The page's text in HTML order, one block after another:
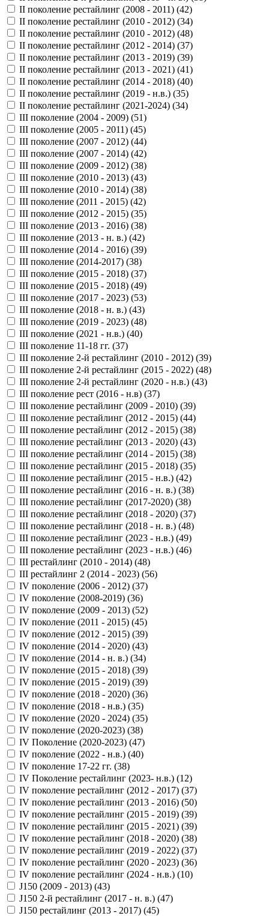
II поколение рестайлинг (2008 - 2011) (42)
II поколение рестайлинг (2010 - 2012) (34)
II поколение рестайлинг (2010 - 2012) (48)
II поколение рестайлинг (2012 - 2014) (37)
II поколение рестайлинг (2013 - 2019) (39)
II поколение рестайлинг (2013 - 2021) (41)
II поколение рестайлинг (2014 - 2018) (40)
II поколение рестайлинг (2019 - н.в.) (35)
II поколение рестайлинг (2021-2024) (34)
III поколение (2004 - 2009) (51)
III поколение (2005 - 2011) (45)
III поколение (2007 - 2012) (44)
III поколение (2007 - 2014) (42)
III поколение (2009 - 2012) (38)
III поколение (2010 - 2013) (43)
III поколение (2010 - 2014) (38)
III поколение (2011 - 2015) (42)
III поколение (2012 - 2015) (35)
III поколение (2013 - 2016) (38)
III поколение (2013 - н. в.) (42)
III поколение (2014 - 2016) (39)
III поколение (2014-2017) (38)
III поколение (2015 - 2018) (37)
III поколение (2015 - 2018) (49)
III поколение (2017 - 2023) (53)
III поколение (2018 - н. в.) (43)
III поколение (2019 - 2023) (48)
III поколение (2021 - н.в.) (40)
III поколение 11-18 гг. (37)
III поколение 2-й рестайлинг (2010 - 2012) (39)
III поколение 2-й рестайлинг (2015 - 2022) (48)
III поколение 2-й рестайлинг (2020 - н.в.) (43)
III поколение рест (2016 - н.в) (37)
III поколение рестайлинг (2009 - 2010) (39)
III поколение рестайлинг (2012 - 2015) (44)
III поколение рестайлинг (2012 - 2015) (38)
III поколение рестайлинг (2013 - 2020) (43)
III поколение рестайлинг (2014 - 2015) (38)
III поколение рестайлинг (2015 - 2018) (35)
III поколение рестайлинг (2015 - н.в.) (42)
III поколение рестайлинг (2016 - н. в.) (38)
III поколение рестайлинг (2017-2020) (38)
III поколение рестайлинг (2018 - 2020) (37)
III поколение рестайлинг (2018 - н. в.) (48)
III поколение рестайлинг (2023 - н.в.) (49)
III поколение рестайлинг (2023 - н.в.) (46)
III рестайлинг (2010 - 2014) (48)
III рестайлинг 2 (2014 - 2023) (56)
IV поколение (2006 - 2012) (37)
IV поколение (2008-2019) (36)
IV поколение (2009 - 2013) (52)
IV поколение (2011 - 2015) (45)
IV поколение (2012 - 2015) (39)
IV поколение (2014 - 2020) (43)
IV поколение (2014 - н. в.) (34)
IV поколение (2015 - 2018) (39)
IV поколение (2015 - 2019) (39)
IV поколение (2018 - 2020) (36)
IV поколение (2018 - н.в.) (35)
IV поколение (2020 - 2024) (35)
IV поколение (2020-2023) (38)
IV Поколение (2020-2023) (47)
IV поколение (2022 - н.в.) (40)
IV поколение 17-22 гг. (38)
IV Поколение рестайлинг (2023- н.в.) (12)
IV поколение рестайлинг (2012 - 2017) (37)
IV поколение рестайлинг (2013 - 2016) (50)
IV поколение рестайлинг (2015 - 2019) (39)
IV поколение рестайлинг (2015 - 2021) (39)
IV поколение рестайлинг (2018 - 2020) (38)
IV поколение рестайлинг (2019 - 2022) (37)
IV поколение рестайлинг (2020 - 2023) (36)
IV поколение рестайлинг (2024 - н.в.) (10)
J150 (2009 - 2013) (43)
J150 2-й рестайлинг (2017 - н. в.) (47)
J150 рестайлинг (2013 - 2017) (45)